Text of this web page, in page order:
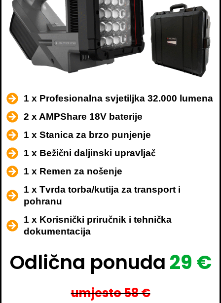
1 x Profesionalna svjetiljka 32.000 lumena
2 x AMPShare 18V baterije
1 x Stanica za brzo punjenje
1 x Bežični daljinski upravljač
1 x Remen za nošenje
1 x Tvrda torba/kutija za transport i
pohranu
1 x Korisnički priručnik i tehnička
dokumentacija
Odlična ponuda 29 €
umjesto 58 €